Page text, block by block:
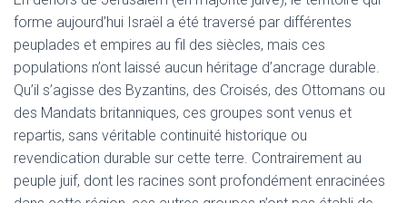
forme aujourd’hui Israël a été traversé par différentes
peuplades et empires au fil des siècles, mais ces
populations n’ont laissé aucun héritage d’ancrage durable.
Qu’il s’agisse des Byzantins, des Croisés, des Ottomans ou
des Mandats britanniques, ces groupes sont venus et
repartis, sans véritable continuité historique ou
revendication durable sur cette terre. Contrairement au
peuple juif, dont les racines sont profondément enracinées